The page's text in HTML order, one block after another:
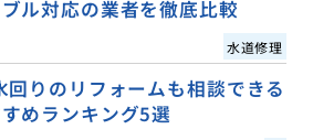
ル対応の業者を徹底比較
水道修理
りのリフォームも相談できる
めランキング5選